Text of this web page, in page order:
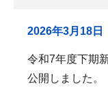
2026年3月18日
令和7年度下期
公開しました。